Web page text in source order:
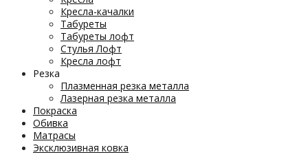
Кресла-качалки
Табуреты
Табуреты лофт
Стулья Лофт
Кресла лофт
Резка
Плазменная резка металла
Лазерная резка металла
Покраска
Обивка
Матрасы
Эксклюзивная ковка